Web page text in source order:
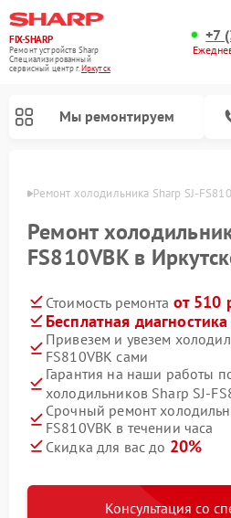
FIX-SHARP
Ремонт устройств Sharp
Специализированный
cервисный центр г.Иркутск
+7
Мы ремонтируем
Ремонт холодильника Sharp SJ-
Ремонт
FS810VBK в
Стоимость ремонта от 510
Бесплатная диагностика
Привезем и увезем
FS810VBK сами
Гарантия на наши работы
холодильников Sharp SJ-
Срочный ремонт
FS810VBK в течении часа
Скидка для вас до 20%
Консультация со